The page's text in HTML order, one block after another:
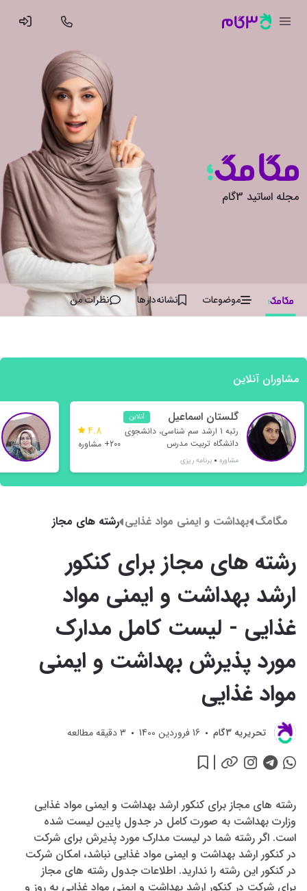
مجله اساتید 3گام
موضوعات نشانه‌دار‌ها نظرات من
مشاوران آنلاین
گلستان اسماعیل
نژاد
آنلاین
رتبه 1 ارشد سم شناسی، دانشجوی
دانشگاه تربیت مدرس
مشاوره برنامه ریزی
4.8
200+ مشاوره
مگامگ بهداشت و ایمنی مواد غذایی رشته های مجاز
بهداشت و ایمنی
مواد غذایی - لیست
کامل مدارک مورد
پذیرش بهداشت و
ایمنی مواد غذایی
رشته های مجاز برای کنکور
ارشد بهداشت و ایمنی مواد
غذایی - لیست کامل مدارک
مورد پذیرش بهداشت و ایمنی
مواد غذایی
تحريريه 3گام 16 فروردین 1400 3دقیقه مطالعه
رشته های مجاز برای کنکور ارشد بهداشت و ایمنی مواد غذایی
وزارت بهداشت به صورت کامل در جدول پایین لیست شده
است. اگر رشته شما در لیست مدارک مورد پذیرش برای شرکت
در کنکور ارشد بهداشت و ایمنی مواد غذایی نباشد، امکان شرکت
در کنکور این رشته را ندارید. اطلاعات جدول رشته های مجاز
برای شرکت در کنکور ارشد بهداشت و ایمنی مواد غذایی به روز و